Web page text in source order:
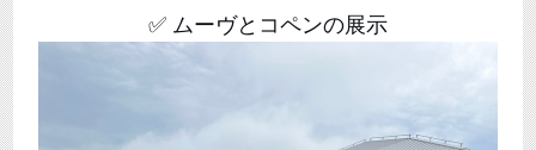
✅ ムーヴとコペンの展示